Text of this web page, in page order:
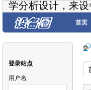
学分析设计，来
首页
登录站点
用户名